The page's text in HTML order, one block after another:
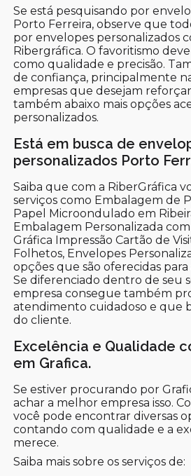
Se está pesquisando por
Porto Ferreira, observe que
por envelopes personalizados
Ribergráfica. O favoritismo
como qualidade e precisão.
de confiança, principalmente
empresas que desejam
também abaixo mais opções
personalizados.
Está em busca de
personalizados Porto
Saiba que com a RiberGráfica
serviços como Embalagem de
Papel Microondulado em
Embalagem Personalizada
Gráfica Impressão Cartão de
Folhetos, Envelopes
opções que são oferecidas para
Se diferenciado dentro de seu
empresa consegue também
atendimento cuidadoso e que
do cliente.
Excelência e Qualidade
em Grafica.
Se estiver procurando por
achar a melhor empresa isso.
você pode encontrar diversas
contando com qualidade e a
merece.
Saiba mais sobre os serviços de: